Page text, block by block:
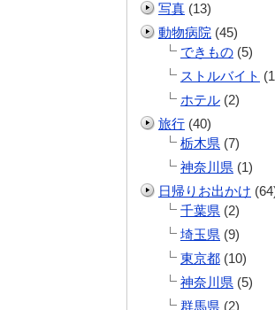
写真 (13)
動物病院 (45)
できもの (5)
ストルバイト
ホテル (2)
旅行 (40)
栃木県 (7)
神奈川県 (1)
日帰りお出かけ
千葉県 (2)
埼玉県 (9)
東京都 (10)
神奈川県 (5)
群馬県 (2)